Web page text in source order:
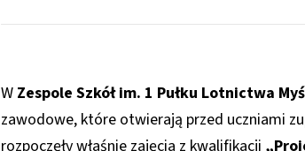
W Zespole Szkół im. 1 Pułku Lotnictwa
zawodowe, które otwierają przed uczniami
rozpoczęły właśnie zajęcia z kwalifikacji